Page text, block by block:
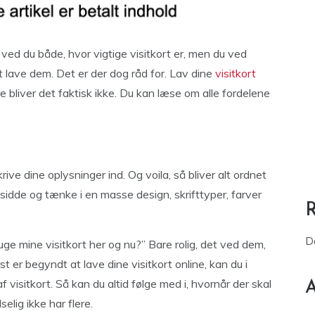
du både, hvor vigtige visitkort er, men du ved
dem. Det er der dog råd for. Lav dine visitkort
bliver det faktisk ikke. Du kan læse om alle fordelene
dine oplysninger ind. Og voila, så bliver alt ordnet
og tænke i en masse design, skrifttyper, farver
mine visitkort her og nu?” Bare rolig, det ved dem,
er begyndt at lave dine visitkort online, kan du i
visitkort. Så kan du altid følge med i, hvornår der skal
ikke har flere.